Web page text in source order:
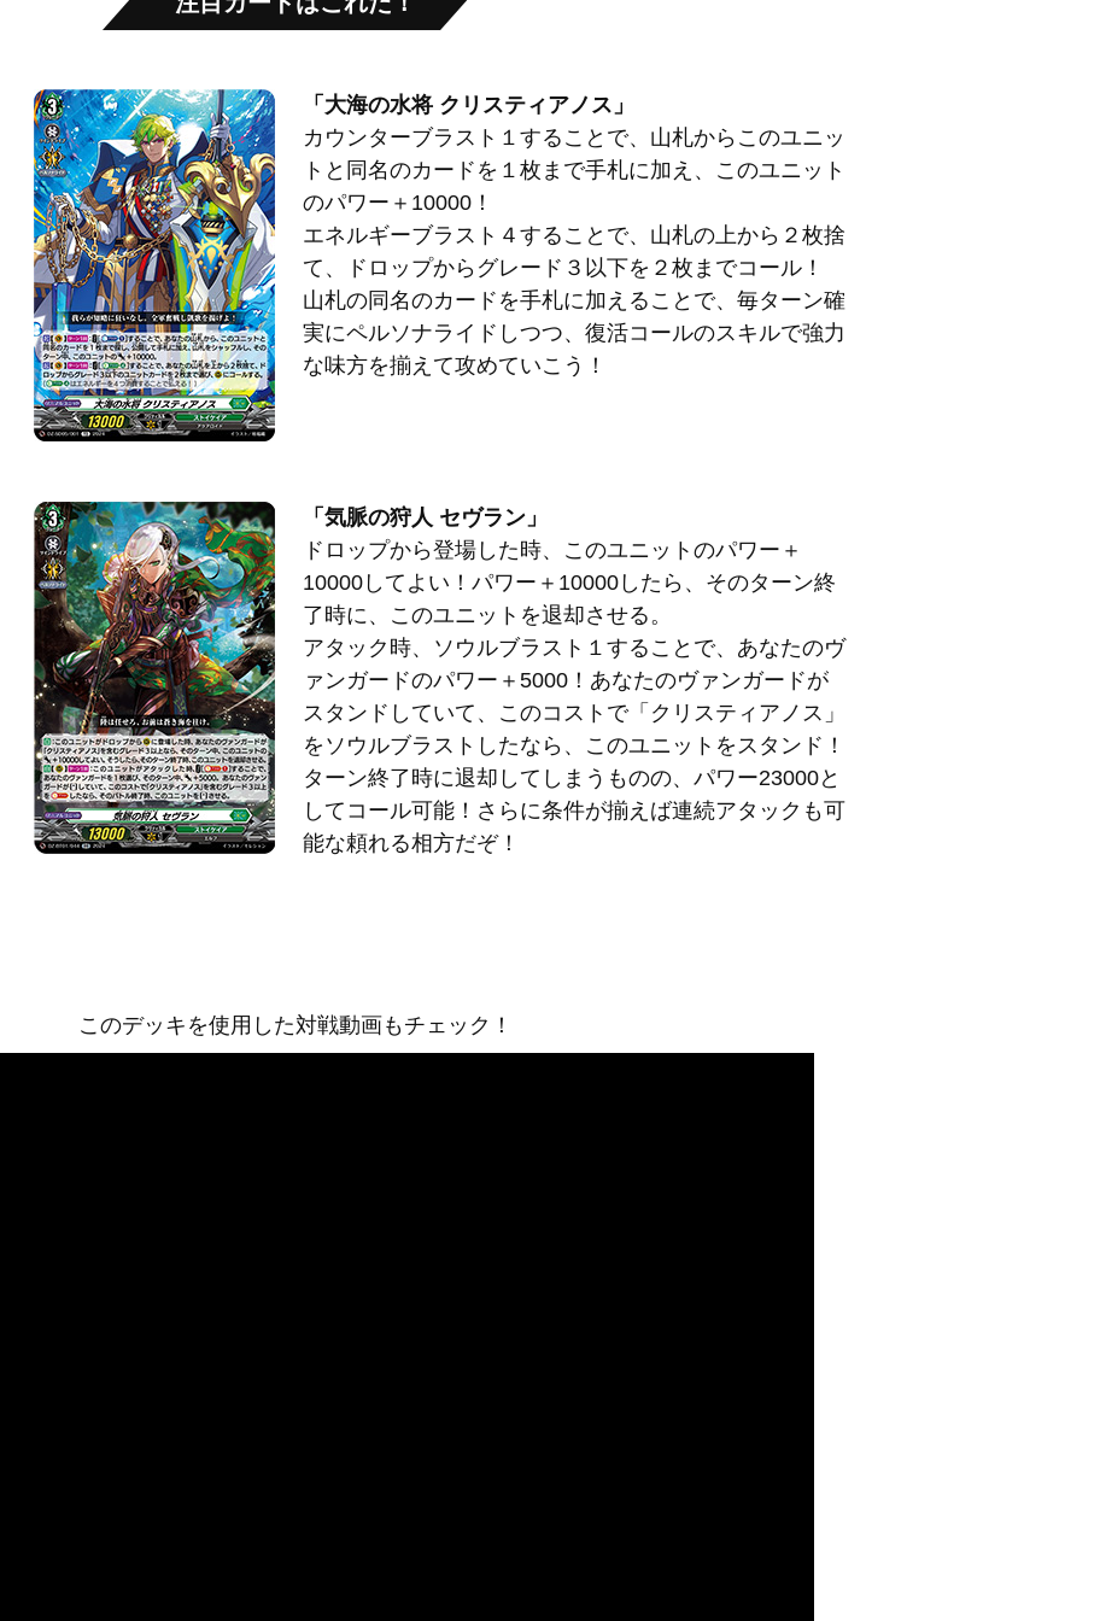
「大海の水将 クリスティアノス」
カウンターブラスト１することで、山札からこのユニッ
トと同名のカードを１枚まで手札に加え、このユニット
のパワー＋10000！
エネルギーブラスト４することで、山札の上から２枚捨
て、ドロップからグレード３以下を２枚までコール！
山札の同名のカードを手札に加えることで、毎ターン確
実にペルソナライドしつつ、復活コールのスキルで強力
な味方を揃えて攻めていこう！
「気脈の狩人 セヴラン」
ドロップから登場した時、このユニットのパワー＋
10000してよい！パワー＋10000したら、そのターン終
了時に、このユニットを退却させる。
アタック時、ソウルブラスト１することで、あなたのヴ
ァンガードのパワー＋5000！あなたのヴァンガードが
スタンドしていて、このコストで「クリスティアノス」
をソウルブラストしたなら、このユニットをスタンド！
ターン終了時に退却してしまうものの、パワー23000と
してコール可能！さらに条件が揃えば連続アタックも可
能な頼れる相方だぞ！
このデッキを使用した対戦動画もチェック！